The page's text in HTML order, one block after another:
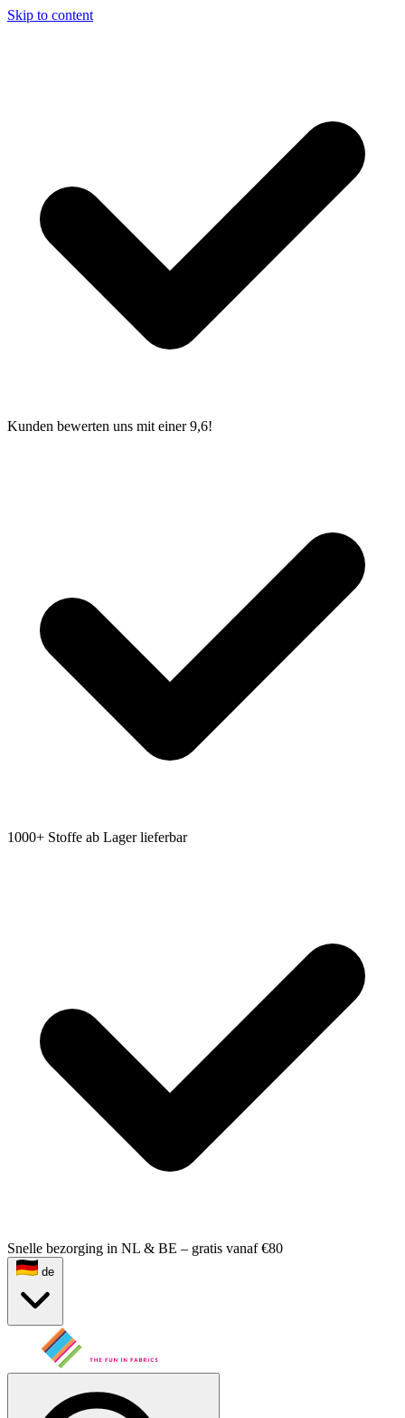
Skip to content
Kunden bewerten uns mit einer 9,6!
1000+ Stoffe ab Lager lieferbar
Snelle bezorging in NL & BE – gratis vanaf €80
de